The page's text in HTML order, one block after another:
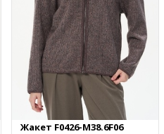
Жакет F0426-M38.6F06